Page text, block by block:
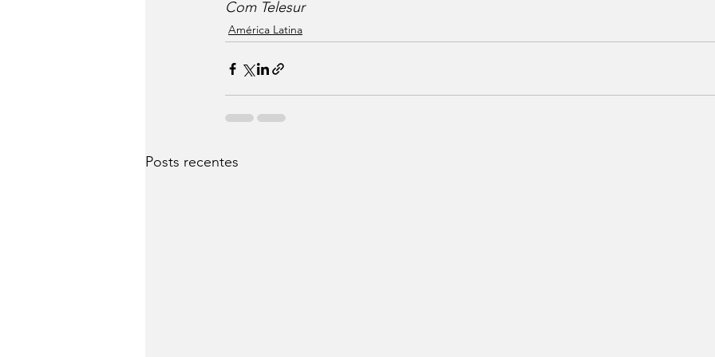
Com Telesur
América Latina
Posts recentes